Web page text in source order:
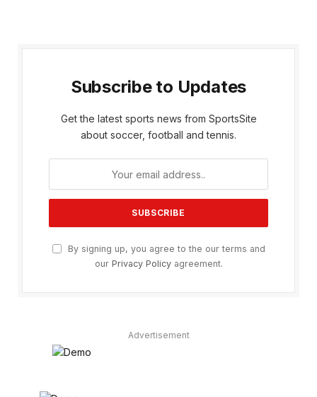
Subscribe to Updates
Get the latest sports news from SportsSite
about soccer, football and tennis.
By signing up, you agree to the our terms and
our Privacy Policyagreement.
Advertisement